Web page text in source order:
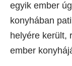
egyik ember
konyhában
helyére került,
ember